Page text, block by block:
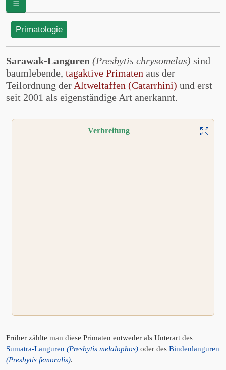
Primatologie
Sarawak-Languren (Presbytis chrysomelas) sind
baumlebende, tagaktive Primaten aus der
Teilordnung der Altweltaffen (Catarrhini) und erst
seit 2001 als eigenständige Art anerkannt.
Verbreitung
Früher zählte man diese Primaten entweder als Unterart des
Sumatra-Languren (Presbytis melalophos) oder des Bindenlanguren
(Presbytis femoralis).